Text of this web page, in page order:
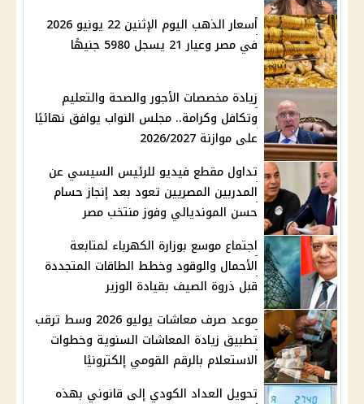
أسعار الذهب اليوم الإثنين 22 يونيو 2026
في مصر وعيار 21 يسجل 5980 جنيهًا
زيادة مخصصات الأجور والصحة والتعليم
وتكافل وكرامة.. مجلس النواب يوافق نهائيًا
على موازنة 2026/2027
تداول مقطع فيديو للرئيس السيسي عن
المدربين المصريين تعود بعد إنجاز حسام
حسن المونديالي وفوز منتخب مصر
اجتماع موسع بوزارة الكهرباء لمتابعة
الأحمال والوقود وخطط الطاقات المتجددة
قبل ذروة الصيف بقيادة الوزير
موعد صرف معاشات يوليو 2026 وسط ترقب
تطبيق زيادة المعاشات السنوية وخطوات
الاستعلام بالرقم القومي إلكترونيًا
تحويل العداد الكودي إلى قانوني بهذه